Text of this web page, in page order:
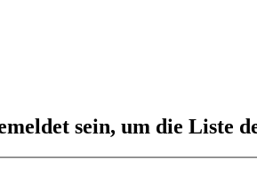
sein, um die Liste